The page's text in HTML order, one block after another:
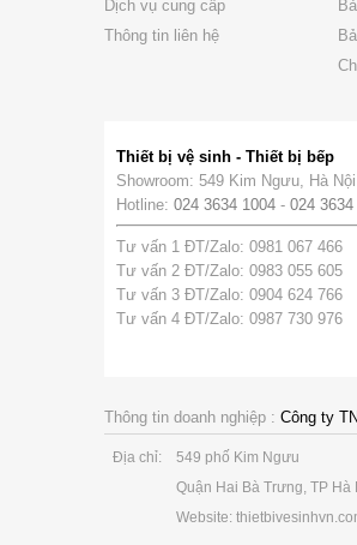
Dịch vụ cung cấp
Thông tin liên hệ
Thiết bị vệ sinh - Thiết bị bếp
Showroom: 549 Kim Ngưu, Hà Nội
Hotline: 024 3634 1004 - 024 3634
Tư vấn 1 ĐT/Zalo: 0981 067 466
Tư vấn 2 ĐT/Zalo: 0983 055 605
Tư vấn 3 ĐT/Zalo: 0904 624 766
Tư vấn 4 ĐT/Zalo: 0987 730 976
Thông tin doanh nghiệp : Công ty
Địa chỉ:
549 phố Kim Ngưu
Quận Hai Bà Trưng, TP Hà
Website: